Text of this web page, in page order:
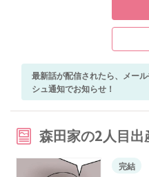
最新話が配信されたら、メー
シュ通知でお知らせ！
森田家の2人目出
完結